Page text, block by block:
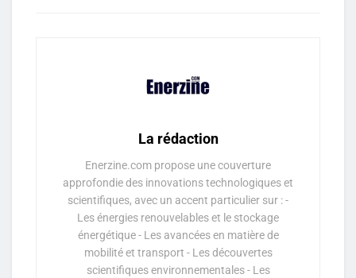
La rédaction
Enerzine.com propose une couverture
approfondie des innovations technologiques et
scientifiques, avec un accent particulier sur : -
Les énergies renouvelables et le stockage
énergétique - Les avancées en matière de
mobilité et transport - Les découvertes
scientifiques environnementales - Les